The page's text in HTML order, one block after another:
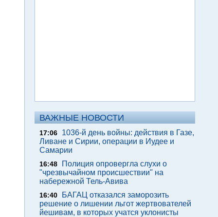
ВАЖНЫЕ НОВОСТИ
17:06
1036-й день войны: действия в Газе,
Ливане и Сирии, операции в Иудее и
Самарии
16:48
Полиция опровергла слухи о
"чрезвычайном происшествии" на
набережной Тель-Авива
16:40
БАГАЦ отказался заморозить
решение о лишении льгот жертвователей
йешивам, в которых учатся уклонисты